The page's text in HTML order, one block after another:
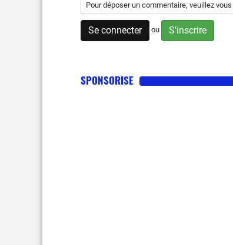
Pour déposer un commentaire, veuillez vous
Se connecter ou S'inscrire
SPONSORISE